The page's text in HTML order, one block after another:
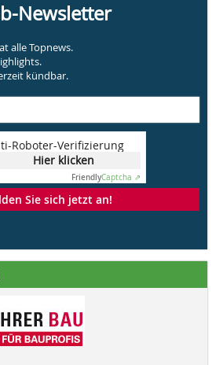
Newsletter
alle Topnews.
kündbar.
Roboter-Verifizierung
Hier klicken
FriendlyCaptcha ⇗
Sie sich jetzt an!